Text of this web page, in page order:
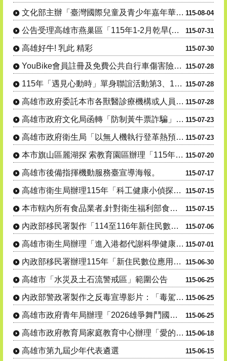
115-08-04
文化部主辦「臺灣國際兒童及青少年嘉年華」活動
115-07-31
公告受理高雄市燕巢區「115年1-2月乾旱(遲發性)」蜂群(蜜源缺乏)農業天然災害現金救助及受災證明....
115-07-30
高雄好牛! 乳此 精彩
115-07-28
YouBike會員註冊及免費公共自行車傷害險投保宣導
115-07-28
115年「遇見心動時」單身聯誼活動第3、10-14梯次，8月7日至16日受理網路報名，歡迎踴躍參與
115-07-28
高雄市政府委託本市各獸醫診療機構或人員辦理「動物狂犬 病預防注射及核發證明文件」公告1份
115-07-23
高雄市政府文化局函轉「防制黃牛票詐騙」聯合宣導活動。
115-07-23
高雄市政府衛生局「以無人機執行登革熱預警風險巡查高處病媒蚊孳生源」公告。
115-07-20
本市旗山區麗湖探 索教育園區辦理「115年度犬貓絕育(結紮)三合一活 動」
115-07-17
高雄市後備指揮機動服務臺宣導海報。
115-07-15
高雄市衛生局辦理115年「科工健康小偵探出發!搜尋代謝健康線索」活動資訊宣導。
115-07-15
本市轄內所有食品業者,針對衛生福利部食品藥物管理署115年7月7日及115年7月9日公告之問題油品,....
115-07-06
內政部移民署製作「114至116年新住民數位應用培力計畫」宣導影片
115-07-01
高雄市衛生局辦理「進入港都代謝科學健康研究所」線上有獎徵答活動。
115-06-30
內政部移民署辦理115年「新住民數位應用培力計畫」
115-06-25
高雄市「水災及土石流警戒區」範圍公告
115-06-25
內政部警政署製作之反毒宣導影片：「毒駕，就是開 上家破人亡的單行道，遠離毒品，拒絕毒駕！」
115-06-25
高雄市政府青年局辦理「2026雄爭舞鬥國際街舞大賽」，歡迎學生及民眾踴躍參與。
115-06-18
高雄市政府教育局家庭教育中心辦理「愛的界線新視界：跟上法律的新世代正向親職講座」親職教育系列講座活動....
115-06-15
高雄市第九屆少年代表遴選